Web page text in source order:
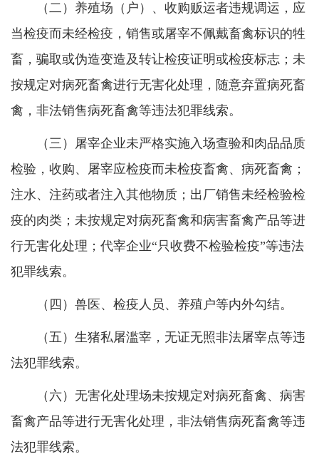
（二）养殖场（户）、收购贩运者违规调运，应
当检疫而未经检疫，销售或屠宰不佩戴畜禽标识的牲
畜，骗取或伪造变造及转让检疫证明或检疫标志；未
按规定对病死畜禽进行无害化处理，随意弃置病死畜
禽，非法销售病死畜禽等违法犯罪线索。
（三）屠宰企业未严格实施入场查验和肉品品质
检验，收购、屠宰应检疫而未检疫畜禽、病死畜禽；
注水、注药或者注入其他物质；出厂销售未经检验检
疫的肉类；未按规定对病死畜禽和病害畜禽产品等进
行无害化处理；代宰企业“只收费不检验检疫”等违法
犯罪线索。
（四）兽医、检疫人员、养殖户等内外勾结。
（五）生猪私屠滥宰，无证无照非法屠宰点等违
法犯罪线索。
（六）无害化处理场未按规定对病死畜禽、病害
畜禽产品等进行无害化处理，非法销售病死畜禽等违
法犯罪线索。